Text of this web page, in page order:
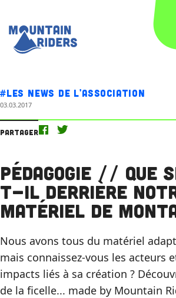
#Les news de l'association
03.03.2017
Partager
Pédagogie // Que
t-il derrière
matériel de
Nous avons tous du matériel
mais connaissez-vous les acteurs
impacts liés à sa création ?
de la ficelle... made by Mountain